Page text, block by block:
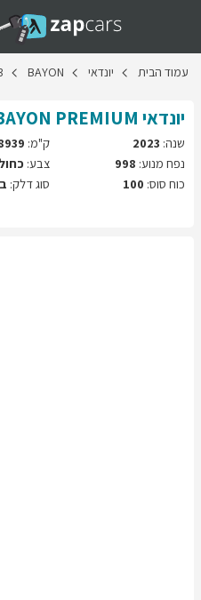
עמוד הבית יונדאי BAYON
יונדאי PREMIUM
שנה: 2023
נפח מנוע: 998
כוח סוס: 100
ק"מ:
צבע:
סוג דלק: